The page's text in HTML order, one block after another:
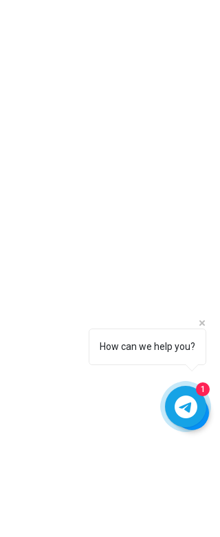
How can we help you?
1